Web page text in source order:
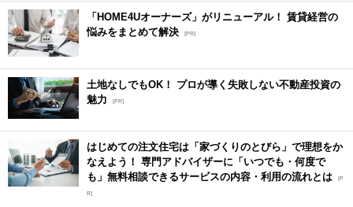
「HOME4Uオーナーズ」がリニューアル！ 賃貸経営の
悩みをまとめて解決 [PR]
土地なしでもOK！ プロが導く失敗しない不動産投資の
魅力
[PR]
はじめての注文住宅は「家づくりのとびら」で理想をか
なえよう！ 専門アドバイザーに「いつでも・何度で
も」無料相談できるサービスの内容・利用の流れとは [P
R]